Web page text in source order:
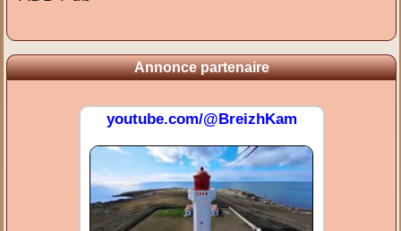
Annonce partenaire
youtube.com/@BreizhKam